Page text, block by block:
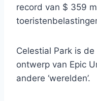
record van $ 359
Celestial Park is
ontwerp van Epic
andere ‘werelden’.